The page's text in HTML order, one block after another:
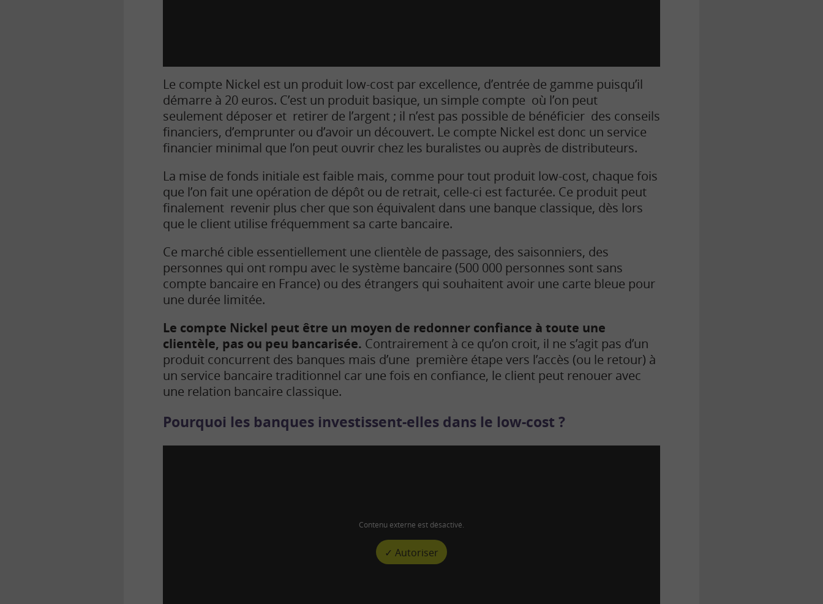
Le compte Nickel est un produit low-cost par excellence, d’entrée de gamme puisqu’il
démarre à 20 euros. C’est un produit basique, un simple compte où l’on peut
seulement déposer et retirer de l’argent ; il n’est pas possible de bénéficier des conseils
financiers, d’emprunter ou d’avoir un découvert. Le compte Nickel est donc un service
financier minimal que l’on peut ouvrir chez les buralistes ou auprès de distributeurs.
La mise de fonds initiale est faible mais, comme pour tout produit low-cost, chaque fois
que l’on fait une opération de dépôt ou de retrait, celle-ci est facturée. Ce produit peut
finalement revenir plus cher que son équivalent dans une banque classique, dès lors
que le client utilise fréquemment sa carte bancaire.
Ce marché cible essentiellement une clientèle de passage, des saisonniers, des
personnes qui ont rompu avec le système bancaire (500 000 personnes sont sans
compte bancaire en France) ou des étrangers qui souhaitent avoir une carte bleue pour
une durée limitée.
Le compte Nickel peut être un moyen de redonner confiance à toute une
clientèle, pas ou peu bancarisée. Contrairement à ce qu’on croit, il ne s’agit pas d’un
produit concurrent des banques mais d’une première étape vers l’accès (ou le retour) à
un service bancaire traditionnel car une fois en confiance, le client peut renouer avec
une relation bancaire classique.
Pourquoi les banques investissent-elles dans le low-cost ?
Contenu externe est désactivé.
✓ Autoriser